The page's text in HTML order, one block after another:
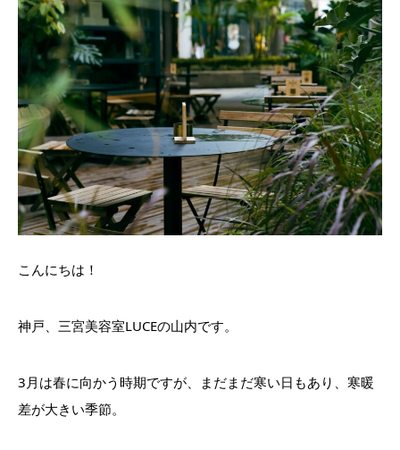
こんにちは！
神戸、三宮美容室LUCEの山内です。
3月は春に向かう時期ですが、まだまだ寒い日もあり、寒暖
差が大きい季節。